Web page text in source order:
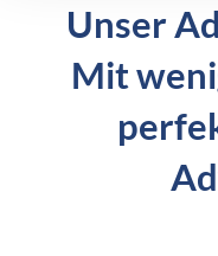
Unser
Mit